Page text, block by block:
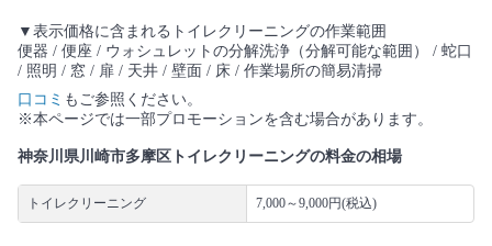
▼表示価格に含まれるトイレクリーニングの作業範囲
便器 / 便座 / ウォシュレットの分解洗浄（分解可能な範囲） / 蛇口
/ 照明 / 窓 / 扉 / 天井 / 壁面 / 床 / 作業場所の簡易清掃
口コミ もご参照ください。
※本ページでは一部プロモーションを含む場合があります。
神奈川県川崎市多摩区トイレクリーニングの料金の相場
トイレクリーニング 7,000～9,000円(税込)